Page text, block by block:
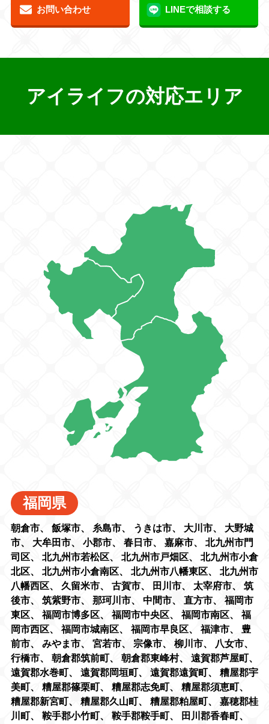
お問い合わせ LINEで相談する
アイライフの対応エリア
福岡県
朝倉市、 飯塚市、 糸島市、 うきは市、 大川市、 大野城
市、 大牟田市、 小郡市、 春日市、 嘉麻市、 北九州市門
司区、 北九州市若松区、 北九州市戸畑区、 北九州市小倉
北区、 北九州市小倉南区、 北九州市八幡東区、 北九州市
八幡西区、 久留米市、 古賀市、 田川市、 太宰府市、 筑
後市、 筑紫野市、 那珂川市、 中間市、 直方市、福岡市
東区、福岡市博多区、福岡市中央区、福岡市南区、福
岡市西区、福岡市城南区、福岡市早良区、福津市、 豊
前市、 みやま市、 宮若市、 宗像市、 柳川市、 八女市、
行橋市、 朝倉郡筑前町、 朝倉郡東峰村、 遠賀郡芦屋町、
遠賀郡水巻町、 遠賀郡岡垣町、 遠賀郡遠賀町、 糟屋郡宇
美町、 糟屋郡篠栗町、 糟屋郡志免町、 糟屋郡須恵町、
糟屋郡新宮町、 糟屋郡久山町、 糟屋郡粕屋町、 嘉穂郡桂
川町、 鞍手郡小竹町、 鞍手郡鞍手町、 田川郡香春町、